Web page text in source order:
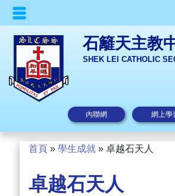
石籬天主教
SHEK LEI CATHOLIC
內聯網 網上學
首頁 » 學生成就 » 卓越石天人
卓越石天人